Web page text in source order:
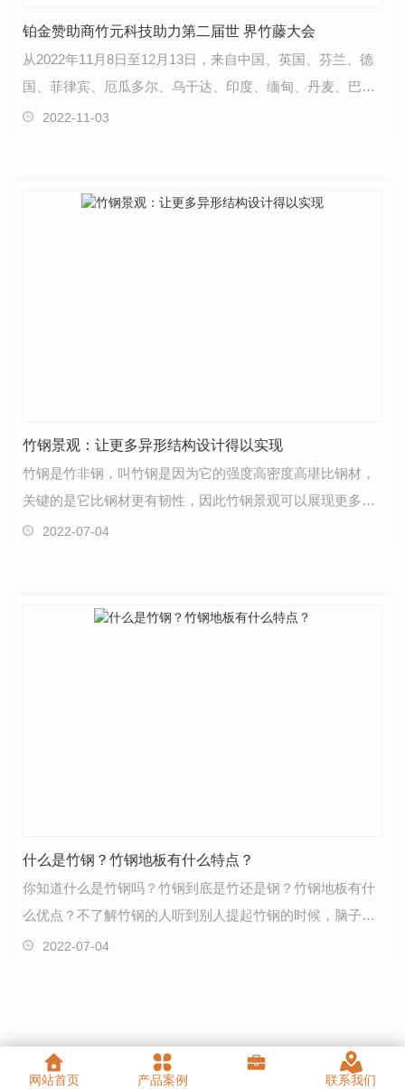
铂金赞助商竹元科技助力第二届世 界竹藤大会
从2022年11月8日至12月13日，来自中国、英国、芬兰、德
国、菲律宾、厄瓜多尔、乌干达、印度、缅甸、丹麦、巴
西、印度尼西亚、加拿大、韩国、美国、埃塞俄比亚和意…
2022-11-03
竹钢景观：让更多异形结构设计得以实现
竹钢是竹非钢，叫竹钢是因为它的强度高密度高堪比钢材，
关键的是它比钢材更有韧性，因此竹钢景观可以展现更多的
异形结构设计，使室外景观更加的多样化。竹钢的生产…
2022-07-04
什么是竹钢？竹钢地板有什么特点？
你知道什么是竹钢吗？竹钢到底是竹还是钢？竹钢地板有什
么优点？不了解竹钢的人听到别人提起竹钢的时候，脑子里
面肯定有很多疑问和不解，不过别急，下面竹元科技来…
2022-07-04
网站首页 产品案例 联系我们